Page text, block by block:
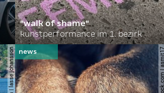
"walk of shame"
kunstperformance im 1. bezirk